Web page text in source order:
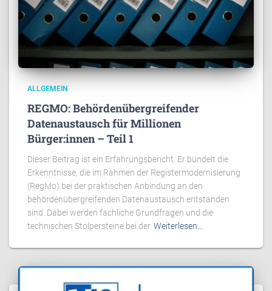
ALLGEMEIN
REGMO: Behördenübergreifender
Datenaustausch für Millionen
Bürger:innen – Teil 1
Dieser Beitrag ist ein Erfahrungsbericht. Er bündelt die
Erkenntnisse, die im Rahmen der Registermodernisierung
(RegMo) bei der praktischen Anbindung an den
behördenübergreifenden Datenaustausch entstanden
sind. Dabei werden fachliche Grundfragen und die
technischen Stolpersteine bei der Weiterlesen…